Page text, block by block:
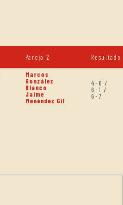
Pareja 2 Resultado
Marcos
González
Blanco
Jaime
Menéndez Gil
4-6 /
6-1 /
6-7